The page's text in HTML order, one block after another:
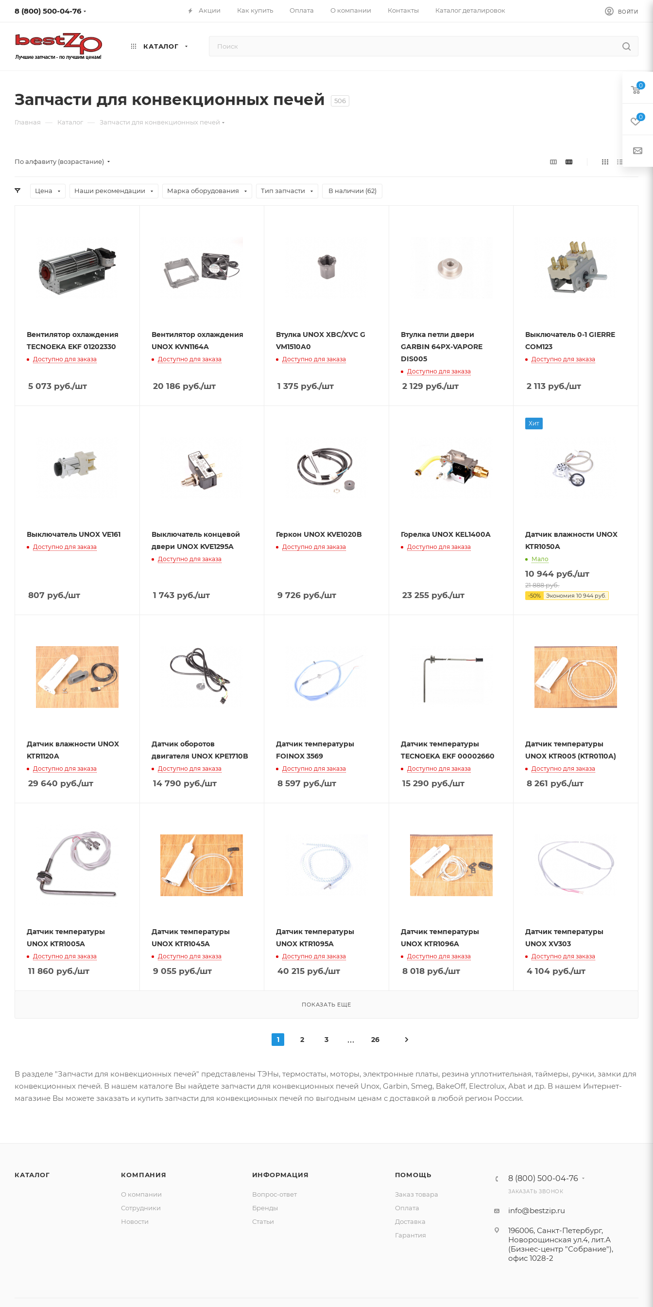
8 (800) 500-04-76 Акции Как купить Оплата О компании Контакты Каталог деталировок ВОЙТИ
КАТАЛОГ
Запчасти для конвекционных печей 506
Главная — Каталог — Запчасти для конвекционных печей
По алфавиту (возрастание)
Цена Наши рекомендации Марка оборудования Тип запчасти В наличии (62)
Вентилятор охлаждения
TECNOEKA EKF 01202330
Доступно для заказа
5 073 руб./шт
Вентилятор охлаждения
UNOX KVN1164A
Доступно для заказа
20 186руб./шт
Втулка UNOX XBC/XVC G
VM1510A0
Доступно для заказа
1 375 руб./шт
Втулка петли двери
GARBIN 64PX-VAPORE
DIS005
Доступно для заказа
2 129 руб./шт
Выключатель 0-1 GIERRE
COM123
Доступно для заказа
2 113 руб./шт
Выключатель UNOX VE161
Доступно для заказа
807 руб./шт
Выключатель концевой
двери UNOX KVE1295A
Доступно для заказа
1 743руб./шт
Геркон UNOX KVE1020B
Доступно для заказа
9 726 руб./шт
Горелка UNOX KEL1400A
Доступно для заказа
23 255руб./шт
Хит
Датчик влажности UNOX
KTR1050A
Мало
10 944 руб./шт
21 888руб.
-50% Экономия10 944 руб.
Датчик влажности UNOX
KTR1120A
Доступно для заказа
29 640 руб./шт
Датчик оборотов
двигателя UNOX KPE1710B
Доступно для заказа
14 790 руб./шт
Датчик температуры
FOINOX 3569
Доступно для заказа
8 597 руб./шт
Датчик температуры
TECNOEKA EKF 00002660
Доступно для заказа
15 290 руб./шт
Датчик температуры
UNOX KTR005 (KTR0110A)
Доступно для заказа
8 261 руб./шт
Датчик температуры
UNOX KTR1005A
Доступно для заказа
11 860 руб./шт
Датчик температуры
UNOX KTR1045A
Доступно для заказа
9 055руб./шт
Датчик температуры
UNOX KTR1095A
Доступно для заказа
40 215 руб./шт
Датчик температуры
UNOX KTR1096A
Доступно для заказа
8 018руб./шт
Датчик температуры
UNOX XV303
Доступно для заказа
4 104 руб./шт
ПОКАЗАТЬ ЕЩЕ
1 2 3 26
В разделе "Запчасти для конвекционных печей" представлены ТЭНы, термостаты, моторы, электронные платы, резина уплотнительная, таймеры, ручки, замки для
конвекционных печей. В нашем каталоге Вы найдете запчасти для конвекционных печей Unox, Garbin, Smeg, BakeOff, Electrolux, Abat и др. В нашем Интернет-
магазине Вы можете заказать и купить запчасти для конвекционных печей по выгодным ценам с доставкой в любой регион России.
КАТАЛОГ КОМПАНИЯ
О компании
Сотрудники
Новости
ИНФОРМАЦИЯ
Вопрос-ответ
Бренды
Статьи
ПОМОЩЬ
Заказ товара
Оплата
Доставка
Гарантия
8 (800) 500-04-76
ЗАКАЗАТЬ ЗВОНОК
info@bestzip.ru
196006, Санкт-Петербург,
Новорощинская ул.4, лит.А
(Бизнес-центр "Собрание"),
офис 1028-2
0
0